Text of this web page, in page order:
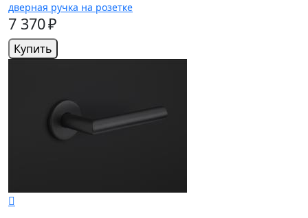
дверная ручка на розетке
7 370 ₽
Купить